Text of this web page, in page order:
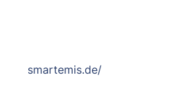
smartemis.de/